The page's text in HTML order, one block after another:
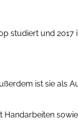
studiert und
ist sie als